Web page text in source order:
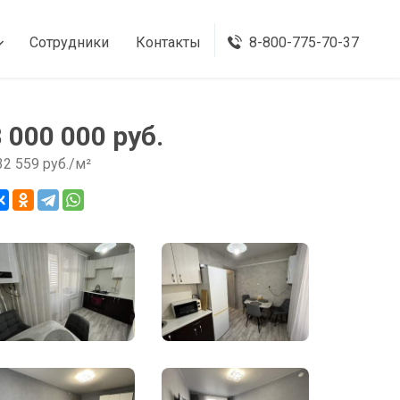
Сотрудники Контакты 8-800-775-70-37
000 000 руб.
559 руб./м²